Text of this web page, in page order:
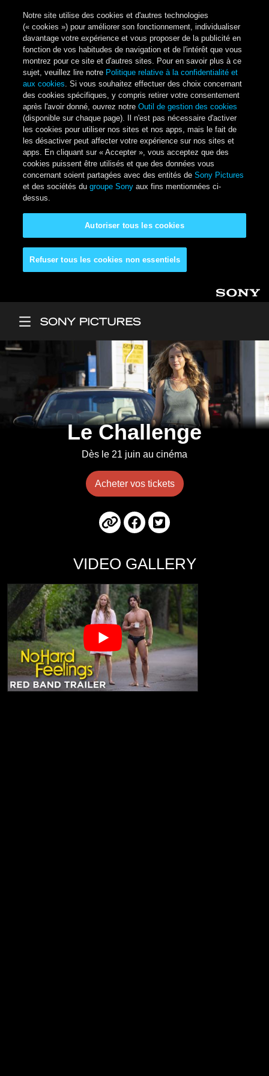
Notre site utilise des cookies et d'autres technologies
(« cookies ») pour améliorer son fonctionnement, individualiser
davantage votre expérience et vous proposer de la publicité en
fonction de vos habitudes de navigation et de l'intérêt que vous
montrez pour ce site et d'autres sites. Pour en savoir plus à ce
sujet, veuillez lire notre Politique relative à la confidentialité et
aux cookies. Si vous souhaitez effectuer des choix concernant
des cookies spécifiques, y compris retirer votre consentement
après l'avoir donné, ouvrez notreOutil de gestion des cookies
(disponible sur chaque page). Il n'est pas nécessaire d'activer
les cookies pour utiliser nos sites et nos apps, mais le fait de
les désactiver peut affecter votre expérience sur nos sites et
apps. En cliquant sur « Accepter », vous acceptez que des
cookies puissent être utilisés et que des données vous
concernant soient partagées avec des entités deSony Pictures
et des sociétés dugroupe Sony aux fins mentionnées ci-
dessus.
Refuser tous les cookies non essentiels
Autoriser tous les cookies
Le Challenge
Dès le 21 juin au cinéma
Acheter vos tickets
VIDEO GALLERY